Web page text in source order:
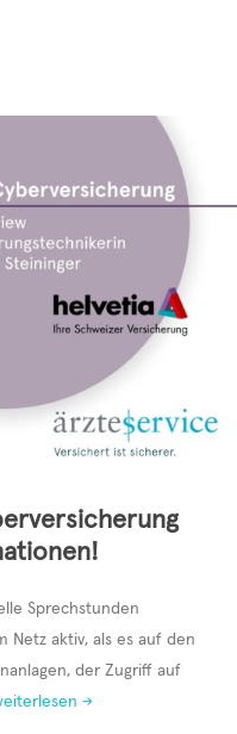
Sprechstunden
Netz aktiv, als es auf den
der Zugriff auf
→